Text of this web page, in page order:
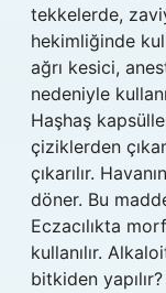
tekkelerde,
hekimliğinde
ağrı kesici,
nedeniyle
Haşhaş
çiziklerden
çıkarılır.
döner. Bu
Eczacılıkta
kullanılır.
bitkiden